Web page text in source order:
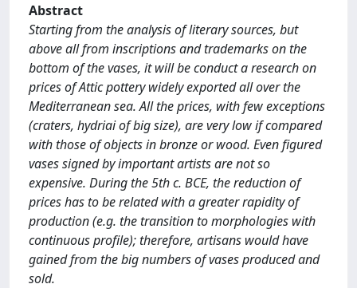
Abstract
Starting from the analysis of literary sources, but
above all from inscriptions and trademarks on the
bottom of the vases, it will be conduct a research on
prices of Attic pottery widely exported all over the
Mediterranean sea. All the prices, with few exceptions
(craters, hydriai of big size), are very low if compared
with those of objects in bronze or wood. Even figured
vases signed by important artists are not so
expensive. During the 5th c. BCE, the reduction of
prices has to be related with a greater rapidity of
production (e.g. the transition to morphologies with
continuous profile); therefore, artisans would have
gained from the big numbers of vases produced and
sold.